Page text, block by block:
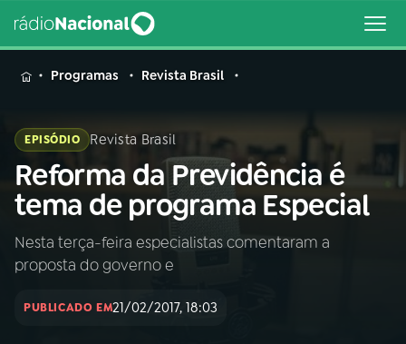
MENU
Buscar
na
Rádio
Nacional
Buscar
AO VIVO
Programas Revista Brasil
EPISÓDIO Revista Brasil
Reforma da Previdência é
tema de programa Especial
Nesta terça-feira especialistas comentaram a
proposta do governo e
PUBLICADO EM21/02/2017, 18:03